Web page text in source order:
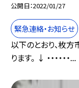
公開日 2022/01/27
緊急連絡・お知らせ
以下のとおり、枚
ります。 ↓ ・・・・・・...